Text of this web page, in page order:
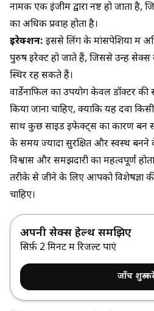
नामक एक इंजीम द्वारा नष्ट हो जाता
का अधिक प्रवाह होता है।
इरेक्शन: इससे लिंग के मांसपेशियों में
पुरुष इरेक्ट हो जाते हैं, जिससे उन्हें
स्थिर रह सकते हैं।
वार्डेनाफिल का उपयोग केवल डॉक्टर
किया जाना चाहिए, क्योंकि यह दवा
साथ कुछ साइड इफेक्ट्स का कारण बन
के समय ज्यादा सुरक्षित और स्वस्थ
विश्वास और समझदारी का महत्वपूर्ण
तरीके से जीने के लिए आपको विशेषज्ञों
चाहिए।
अपनी सेक्स हेल्थ समझिए
सिर्फ़ 2 मिनट में रिजल्ट पाएं
जाँच शुरू